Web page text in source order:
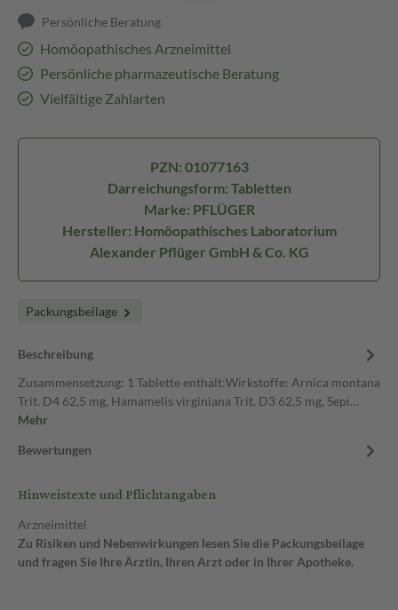
Persönliche Beratung
Homöopathisches Arzneimittel
Persönliche pharmazeutische Beratung
Vielfältige Zahlarten
PZN: 01077163
Darreichungsform: Tabletten
Marke: PFLÜGER
Hersteller: Homöopathisches Laboratorium
Alexander Pflüger GmbH & Co. KG
Packungsbeilage
Beschreibung
Zusammensetzung: 1 Tablette enthält:Wirkstoffe: Arnica montana
Trit. D4 62,5 mg, Hamamelis virginiana Trit. D3 62,5 mg, Sepi…
Mehr
Bewertungen
Hinweistexte und Pflichtangaben
Arzneimittel
Zu Risiken und Nebenwirkungen lesen Sie die Packungsbeilage
und fragen Sie Ihre Ärztin, Ihren Arzt oder in Ihrer Apotheke.